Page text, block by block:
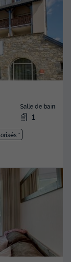
Salle de bain
1
*